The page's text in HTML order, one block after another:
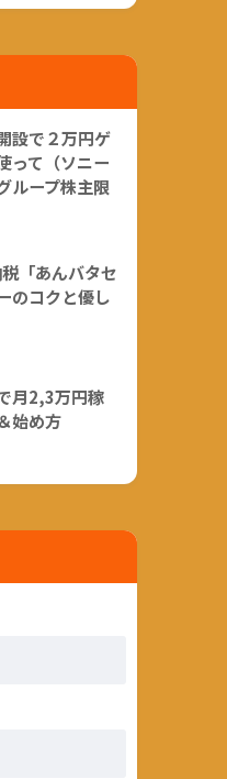
設で２万円ゲ
って（ソニー
ループ株主限
「あんバタセ
のコクと優し
月2,3万円稼
始め方